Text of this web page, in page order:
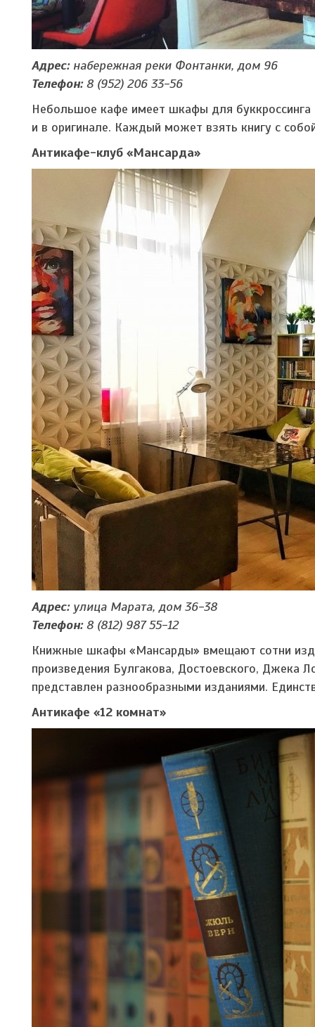
Адрес:набережная реки Фонтанки, дом 96
Телефон:8 (952) 206 33-56
Небольшое кафе имеет шкафы для
и в оригинале. Каждый может взять книгу с
Антикафе-клуб «Мансарда»
Адрес:улица Марата, дом 36-38
Телефон:8 (812) 987 55-12
Книжные шкафы «Мансарды» вмещают сотни
произведения Булгакова, Достоевского, Джека
представлен разнообразными изданиями.
Антикафе «12 комнат»